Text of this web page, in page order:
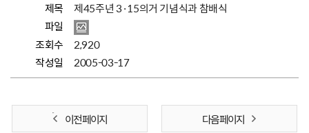
제목
제45주년 3·15의거 기념식과 참배식
파일
조회수
2,920
작성일
2005-03-17
이전 페이지 다음 페이지